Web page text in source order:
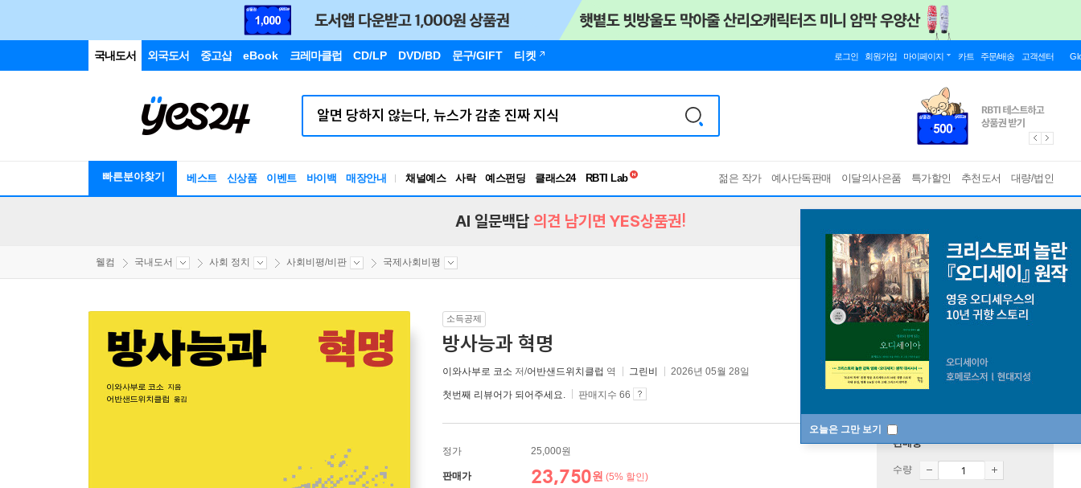
국내도서 외국도서 중고샵 eBook 크레마클럽 CD/LP DVD/BD 문구/GIFT 티켓 로그인 회원가입 마이페이지 카트 주문/배송 고객센터
빠른분야찾기 베스트 신상품 이벤트 바이백 매장안내 채널예스 사락 예스펀딩 클래스24
독서유형검사
젊은 작가 예사단독판매 이달의사은품 특가할인 추천도서 대량/법인
오늘은 그만 보기
AI 일문백답 의견 남기면 YES상품권!
웰컴 국내도서 사회 정치 사회비평/비판 국제사회비평
소득공제
방사능과 혁명
이와사부로 코소 저/어반샌드위치클럽 역 그린비 2026년 05월 28일
첫번째 리뷰어가 되어주세요. 판매지수 66
정가 25,000원
판매가 23,750원 (5% 할인)
판매중
수량